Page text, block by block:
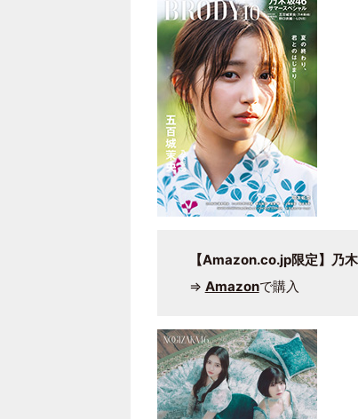
【Amazon.co.jp限定】乃
⇒ Amazonで購入